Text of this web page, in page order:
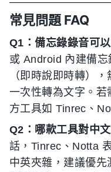
常見問題 FAQ
Q1：備忘錄錄音可
或 Android 內建備忘
（即時說即時轉）
一次性轉為文字。若
方工具如 Tinrec、
Q2：哪款工具對中
話，Tinrec、Notta
中英夾雜，建議優